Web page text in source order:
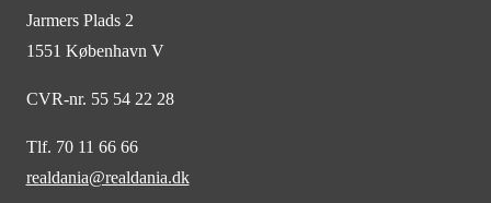
Jarmers Plads 2
1551 København V
CVR-nr. 55 54 22 28
Tlf. 70 11 66 66
realdania@realdania.dk